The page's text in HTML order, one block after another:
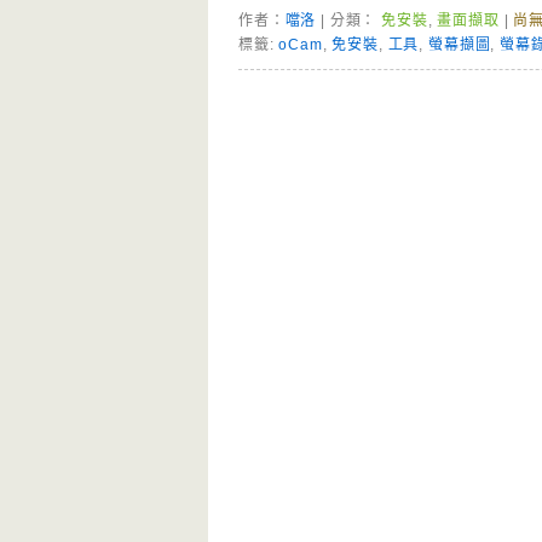
作者： 噹洛 | 分類：免安裝,畫面擷取
尚
標籤:oCam,免安裝, 工具,螢幕擷圖 ,螢幕